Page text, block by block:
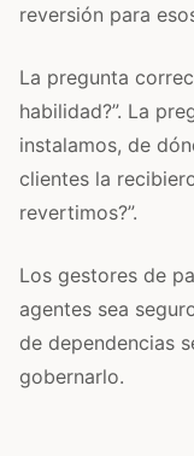
reversión para
La pregunta
habilidad?”. La
instalamos, de
clientes la
revertimos?”.
Los gestores de
agentes sea
de dependencias
gobernarlo.